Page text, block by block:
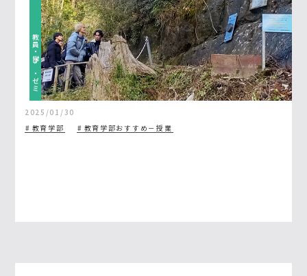
教員・学び・ゼミ
2025/01/30
教育学部
教育学部おすすめ－授業